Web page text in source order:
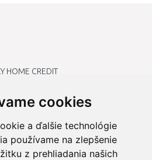
cookies
a ďalšie technológie
používame na zlepšenie
z prehliadania našich
HOME CREDIT
PRE KUCHYNSKÚ BATÉRIU